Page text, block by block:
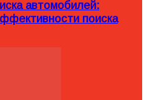
автомобилей:
поиска